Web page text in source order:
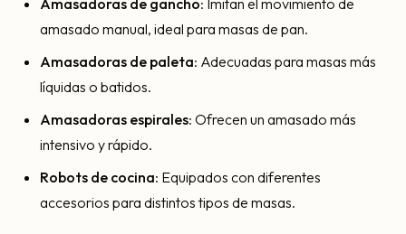
Amasadoras de gancho: Imitan el movimiento de
amasado manual, ideal para masas de pan.
Amasadoras de paleta: Adecuadas para masas más
líquidas o batidos.
Amasadoras espirales: Ofrecen un amasado más
intensivo y rápido.
Robots de cocina: Equipados con diferentes
accesorios para distintos tipos de masas.